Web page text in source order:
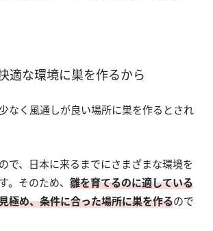
適な環境に巣を作るから
なく風通しが良い場所に巣を作るとされ
で、日本に来るまでにさまざまな環境を
。そのため、 雛を育てるのに適している
極め、条件に合った場所に巣を作るので